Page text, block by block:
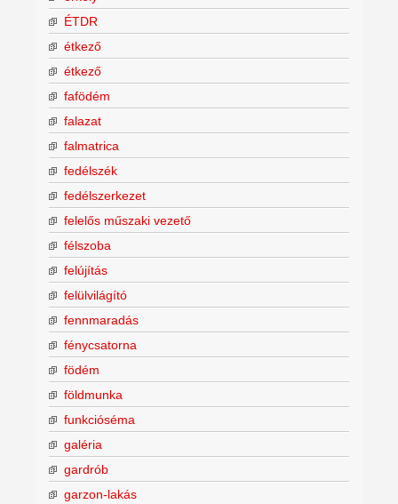
ÉTDR
étkező
étkező
fafödém
falazat
falmatrica
fedélszék
fedélszerkezet
felelős műszaki vezető
félszoba
felújítás
felülvilágító
fennmaradás
fénycsatorna
födém
földmunka
funkcióséma
galéria
gardrób
garzon-lakás